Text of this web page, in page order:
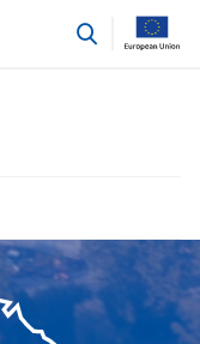
przejdź